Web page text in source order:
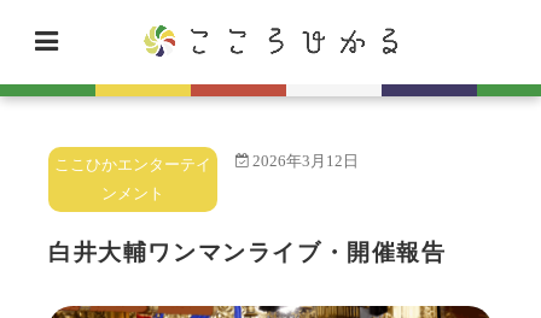
ここひかエンターテイ
ンメント
2026年3月12日
白井大輔ワンマンライブ・開催報告